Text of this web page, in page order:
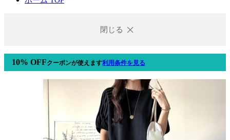
閉じる
10% OFFクーポンが使えます利用条件を見る